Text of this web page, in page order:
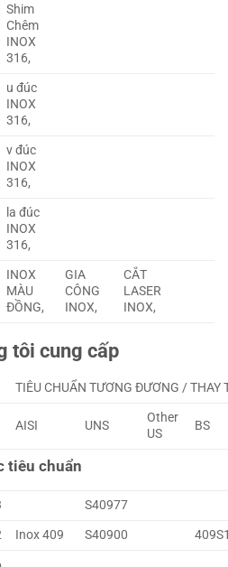
Shim
Chêm
INOX
316,
u đúc
INOX
316,
v đúc
INOX
316,
la đúc
INOX
316,
INOX
MÀU
ĐỒNG,
GIA
CÔNG
INOX,
CẮT
LASER
INOX,
tôi cung cấp
TIÊU CHUẨN TƯƠNG ĐƯƠNG / THAY
AISI UNS
Other
US
BS
tiêu chuẩn
S40977
Inox 409 S40900